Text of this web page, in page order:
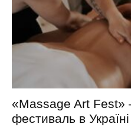
«Massage Art
фестиваль в